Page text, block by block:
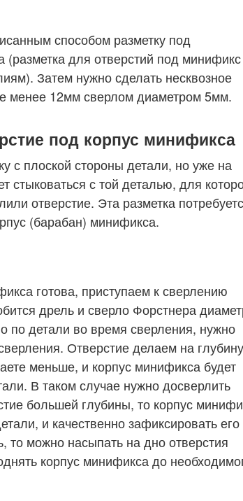
способом разметку под
для отверстий под минификс
Затем нужно сделать несквозное
менее 12мм сверлом диаметром 5мм.
под корпус минификса
с плоской стороны детали, но уже на
стыковаться с той деталью, для
отверстие. Эта разметка
(барабан) минификса.
готова, приступаем к сверлению
дрель и сверло Форстнера
по детали во время сверления, нужно
Отверстие делаем на глубину
меньше, и корпус минификса будет
В таком случае нужно досверлить
большей глубины, то корпус
и качественно зафиксировать его
то можно насыпать на дно отверстия
корпус минификса до